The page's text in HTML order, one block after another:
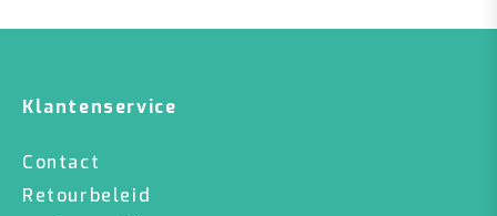
Klantenservice
Contact
Retourbeleid